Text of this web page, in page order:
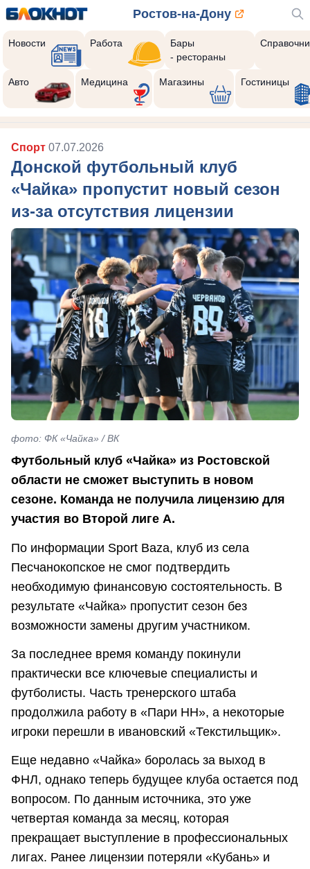
Ростов-на-Дону
Новости Работа
Бары
- рестораны
Авто Медицина Магазины Гостиницы
Спорт 07.07.2026
Донской футбольный клуб
«Чайка» пропустит новый сезон
из-за отсутствия лицензии
фото: ФК «Чайка» / ВК
Футбольный клуб «Чайка» из Ростовской
области не сможет выступить в новом
сезоне. Команда не получила лицензию для
участия во Второй лиге А.
По информации Sport Baza, клуб из села
Песчанокопское не смог подтвердить
необходимую финансовую состоятельность. В
результате «Чайка» пропустит сезон без
возможности замены другим участником.
За последнее время команду покинули
практически все ключевые специалисты и
футболисты. Часть тренерского штаба
продолжила работу в «Пари НН», а некоторые
игроки перешли в ивановский «Текстильщик».
Еще недавно «Чайка» боролась за выход в
ФНЛ, однако теперь будущее клуба остается под
вопросом. По данным источника, это уже
четвертая команда за месяц, которая
прекращает выступление в профессиональных
лигах. Ранее лицензии потеряли «Кубань» и